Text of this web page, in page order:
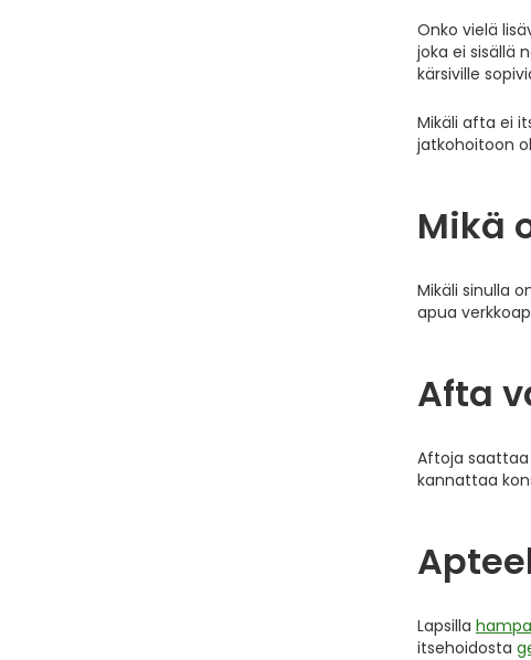
Onko vielä
joka ei sisällä
kärsiville
Mikäli afta ei
jatkohoitoon
Mikä
Mikäli sinulla
apua
Afta
Aftoja saattaa
kannattaa
Lapsilla
itsehoidosta